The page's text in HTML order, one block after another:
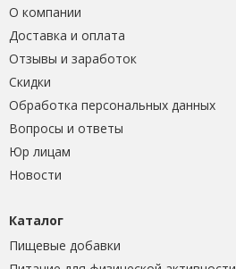
О компании
Доставка и оплата
Отзывы и заработок
Скидки
Обработка персональных данных
Вопросы и ответы
Юр лицам
Новости
Каталог
Пищевые добавки